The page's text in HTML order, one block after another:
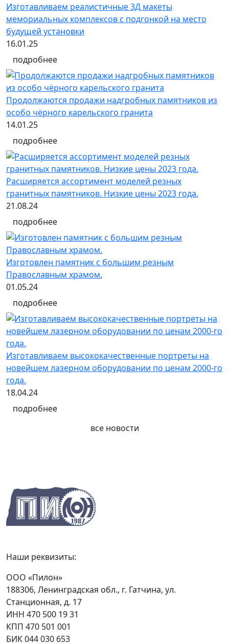
Изготавливаем реалистичные 3Д макеты
мемориальных комплексов с подгонкой на место
будущей установки
16.01.25
подробнее
Продолжаются продажи надгробных памятников из
особо чёрного карельского гранита
14.01.25
подробнее
Расширяется ассортимент моделей резных
гранитных памятников. Низкие цены 2023 года.
21.08.24
подробнее
Изготовлен памятник с большим резным
Православным храмом.
01.05.24
подробнее
Изготавливаем высококачественные портреты на
новейшем лазерном оборудовании по ценам 2000-го
года.
18.04.24
подробнее
все новости
Наши реквизиты:
ООО «Пилон»
188306, Ленинградская обл., г. Гатчина, ул.
Станционная, д. 17
ИНН 470 500 19 31
КПП 470 501 001
БИК 044 030 653